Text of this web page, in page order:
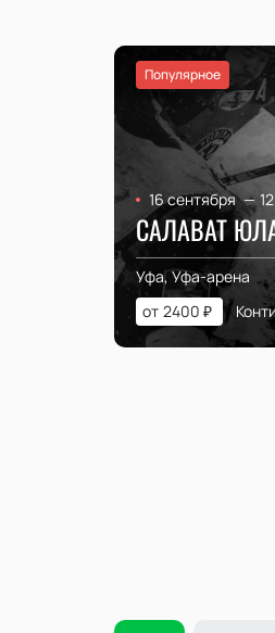
Популярное
16 сентября —
САЛАВАТ
Уфа, Уфа-арена
от 2400 ₽